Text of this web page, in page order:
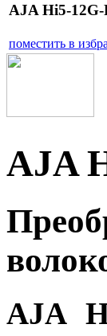
AJA Hi5-12G-
поместить в
AJA
AJA